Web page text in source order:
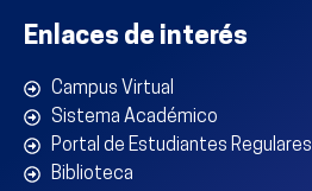
Enlaces de interés
Campus Virtual
Sistema Académico
Portal de Estudiantes Regulares
Biblioteca